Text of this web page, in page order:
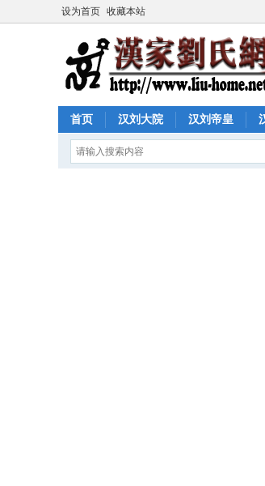
设为首页 收藏本站
首页 汉刘大院 汉刘帝皇